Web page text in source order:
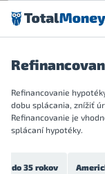
Preskočiť na obsah
Refinancovanie
dobu splácania, znížiť
Refinancovanie je
splácaní hypotéky.
do 35 rokov